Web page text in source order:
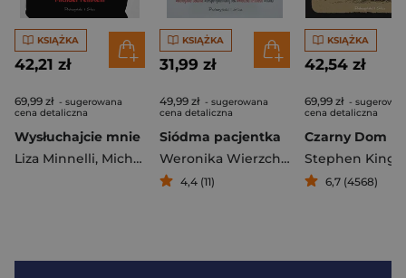
KSIĄŻKA
42,21 zł
69,99 zł - sugerowana
cena detaliczna
Wysłuchajcie mnie
Liza Minnelli, Michael Feinstein
KSIĄŻKA
31,99 zł
49,99 zł - sugerowana
cena detaliczna
Siódma pacjentka
Weronika Wierzchowska
4,4 (11)
KSIĄŻKA
42,54 zł
69,99 zł -
cena detaliczna
Czarny Dom
Stephen King
6,7 (4568)